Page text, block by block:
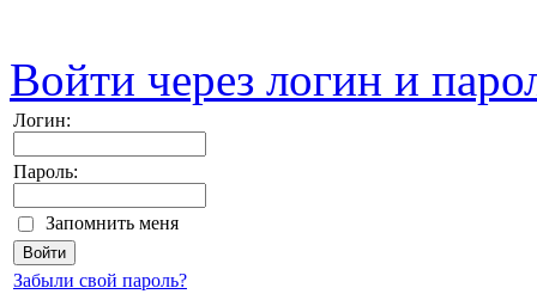
Войти через логин и
Логин:
Пароль:
Запомнить меня
Забыли свой пароль?